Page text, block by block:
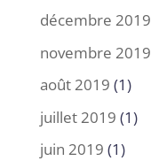
décembre 2019
novembre 2019
août 2019 (1)
juillet 2019 (1)
juin 2019 (1)